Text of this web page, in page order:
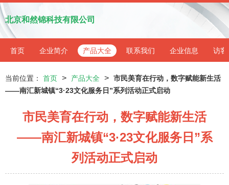
北京和然锦科技有限公司
首页 企业简介 产品大全 联系我们 企业信息 访客
当前位置： 首页 > 产品大全 > 市民美育在行动，数字赋能新生活
——南汇新城镇“3·23文化服务日”系列活动正式启动
市民美育在行动，数字赋能新生活
——南汇新城镇“3·23文化服务日”系
列活动正式启动